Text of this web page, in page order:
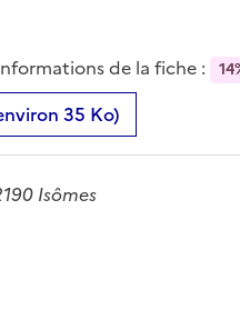
de la fiche :
35 Ko)
Isômes